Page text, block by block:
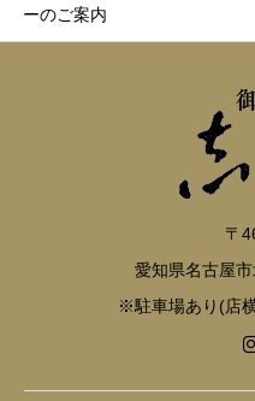
ご案内
〒
愛知県名古屋
※駐車場あり(店